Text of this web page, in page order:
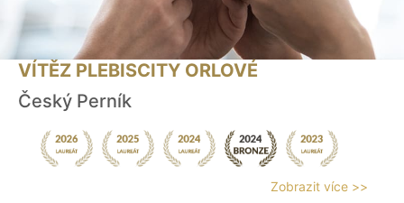
VÍTĚZ PLEBISCITY ORLOVÉ
Český Perník
Zobrazit více >>